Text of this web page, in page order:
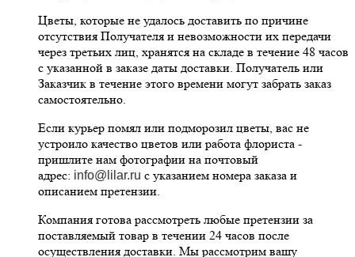
Цветы, которые не удалось доставить по причине
отсутствия Получателя и невозможности их передачи
через третьих лиц, хранятся на складе в течение 48 часов
с указанной в заказе даты доставки. Получатель или
Заказчик в течение этого времени могут забрать заказ
самостоятельно.
Если курьер помял или подморозил цветы, вас не
устроило качество цветов или работа флориста -
пришлите нам фотографии на почтовый
адрес: info@lilar.ru с указанием номера заказа и
описанием претензии.
Компания готова рассмотреть любые претензии за
поставляемый товар в течении 24 часов после
осуществления доставки. Мы рассмотрим вашу